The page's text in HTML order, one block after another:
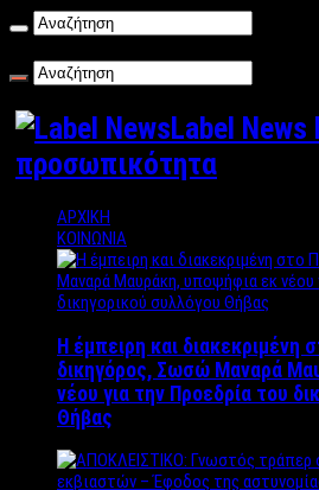
Label News
προσωπικότητα
ΑΡΧΙΚΗ
ΚΟΙΝΩΝΙΑ
Η έμπειρη και διακεκριμένη
δικηγόρος, Σωσώ Μαναρά
νέου για την Προεδρία του
Θήβας